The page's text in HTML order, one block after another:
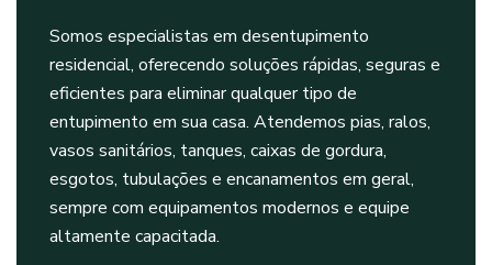
Somos especialistas em desentupimento
residencial, oferecendo soluções rápidas, seguras e
eficientes para eliminar qualquer tipo de
entupimento em sua casa. Atendemos pias, ralos,
vasos sanitários, tanques, caixas de gordura,
esgotos, tubulações e encanamentos em geral,
sempre com equipamentos modernos e equipe
altamente capacitada.